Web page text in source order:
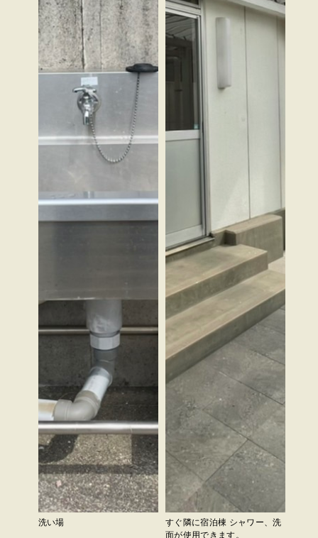
洗い場
すぐ隣に宿泊棟 シャワー、洗
面が使用できます。